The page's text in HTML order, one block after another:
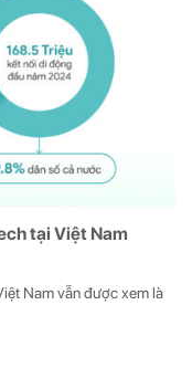
tại Việt Nam
Nam vẫn được xem là